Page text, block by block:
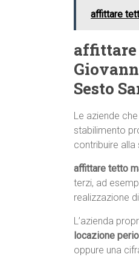
affittare
affittare
Sesto
Le aziende
stabilimento
contribuire
affittare tetto
terzi, ad
realizzazione
L’azienda
locazione
oppure una